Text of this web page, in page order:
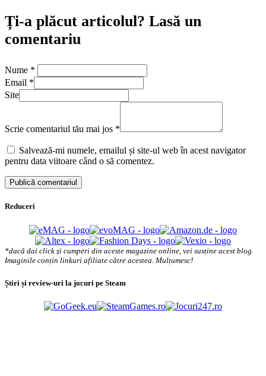
Ți-a plăcut articolul? Lasă un
comentariu
Nume *
Email *
Site
Scrie comentariul tău mai jos *
Salvează-mi numele, emailul și site-ul web în acest navigator
pentru data viitoare când o să comentez.
Reduceri
*dacă dai click și cumperi din aceste magazine online, vei susține acest blog.
Imaginile conțin linkuri afiliate către acestea. Mulțumesc!
Știri și review-uri la jocuri pe Steam